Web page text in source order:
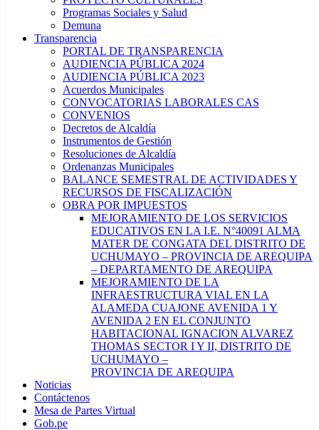
Programas Sociales y Salud
Demuna
Transparencia
PORTAL DE TRANSPARENCIA
AUDIENCIA PÚBLICA 2024
AUDIENCIA PÚBLICA 2023
Acuerdos Municipales
CONVOCATORIAS LABORALES CAS
CONVENIOS
Decretos de Alcaldía
Instrumentos de Gestión
Resoluciones de Alcaldía
Ordenanzas Municipales
BALANCE SEMESTRAL DE ACTIVIDADES Y
RECURSOS DE FISCALIZACIÓN
OBRA POR IMPUESTOS
MEJORAMIENTO DE LOS SERVICIOS
EDUCATIVOS EN LA I.E. N°40091 ALMA
MATER DE CONGATA DEL DISTRITO DE
UCHUMAYO – PROVINCIA DE AREQUIPA
– DEPARTAMENTO DE AREQUIPA
MEJORAMIENTO DE LA
INFRAESTRUCTURA VIAL EN LA
ALAMEDA CUAJONE AVENIDA 1 Y
AVENIDA 2 EN EL CONJUNTO
HABITACIONAL IGNACION ALVAREZ
THOMAS SECTOR I Y II, DISTRITO DE
UCHUMAYO –
PROVINCIA DE AREQUIPA
Noticias
Contáctenos
Mesa de Partes Virtual
Gob.pe